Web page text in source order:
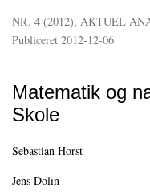
NR. 4 (2012), AKTUEL
Matematik og
Skole
Publiceret 2012-12-06
Sebastian Horst
Jens Dolin